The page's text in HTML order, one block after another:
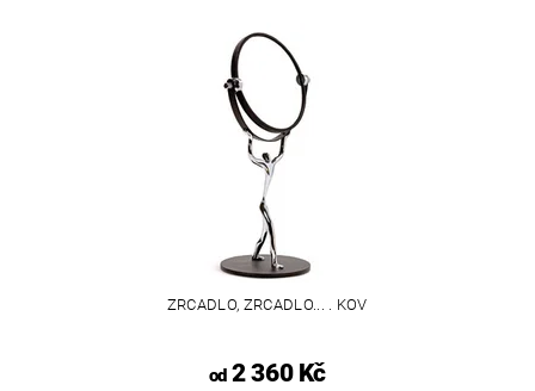
ZRCADLO, ZRCADLO... . KOV
od2 360 Kč